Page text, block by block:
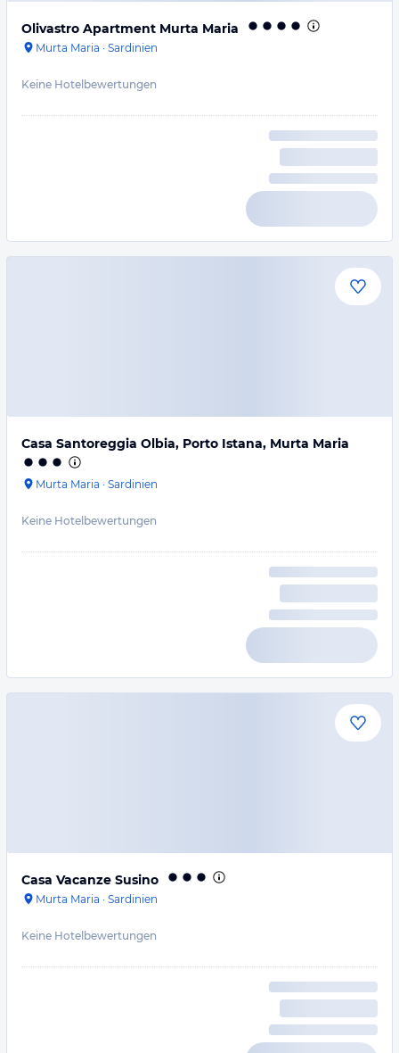
Olivastro Apartment Murta Maria
Murta Maria · Sardinien
Keine Hotelbewertungen
Casa Santoreggia Olbia, Porto Istana, Murta Maria
Murta Maria · Sardinien
Keine Hotelbewertungen
Casa Vacanze Susino
Murta Maria · Sardinien
Keine Hotelbewertungen